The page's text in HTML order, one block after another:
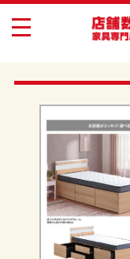
toggle
navigation